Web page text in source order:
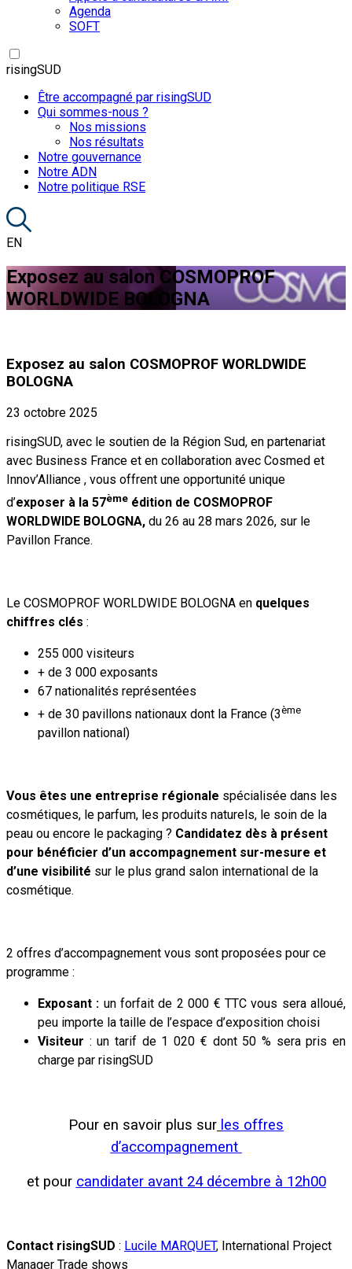
Agenda
SOFT
risingSUD
Être accompagné par risingSUD
Qui sommes-nous ?
Nos missions
Nos résultats
Notre gouvernance
Notre ADN
Notre politique RSE
EN
Exposez au salon COSMOPROF
WORLDWIDE BOLOGNA
Exposez au salon COSMOPROF WORLDWIDE
BOLOGNA
23 octobre 2025
risingSUD, avec le soutien de la Région Sud, en partenariat
avec Business France et en collaboration avec Cosmed et
Innov’Alliance , vous offrent une opportunité unique
d’exposer à la 57ème édition de COSMOPROF
WORLDWIDE BOLOGNA, du 26 au 28 mars 2026, sur le
Pavillon France.
Le COSMOPROF WORLDWIDE BOLOGNA en quelques
chiffres clés :
255 000 visiteurs
+ de 3 000 exposants
67 nationalités représentées
+ de 30 pavillons nationaux dont la France (3ème
pavillon national)
Vous êtes une entreprise régionale spécialisée dans les
cosmétiques, le parfum, les produits naturels, le soin de la
peau ou encore le packaging ? Candidatez dès à présent
pour bénéficier d’un accompagnement sur-mesure et
d’une visibilité sur le plus grand salon international de la
cosmétique.
2 offres d’accompagnement vous sont proposées pour ce
programme :
Exposant : un forfait de 2 000 € TTC vous sera alloué,
peu importe la taille de l’espace d’exposition choisi
Visiteur : un tarif de 1 020 € dont 50 % sera pris en
charge par risingSUD
Pour en savoir plus sur les offres
d’accompagnement
et pour candidater avant 24 décembre à 12h00
Contact risingSUD : Lucile MARQUET, International Project
Manager Trade shows